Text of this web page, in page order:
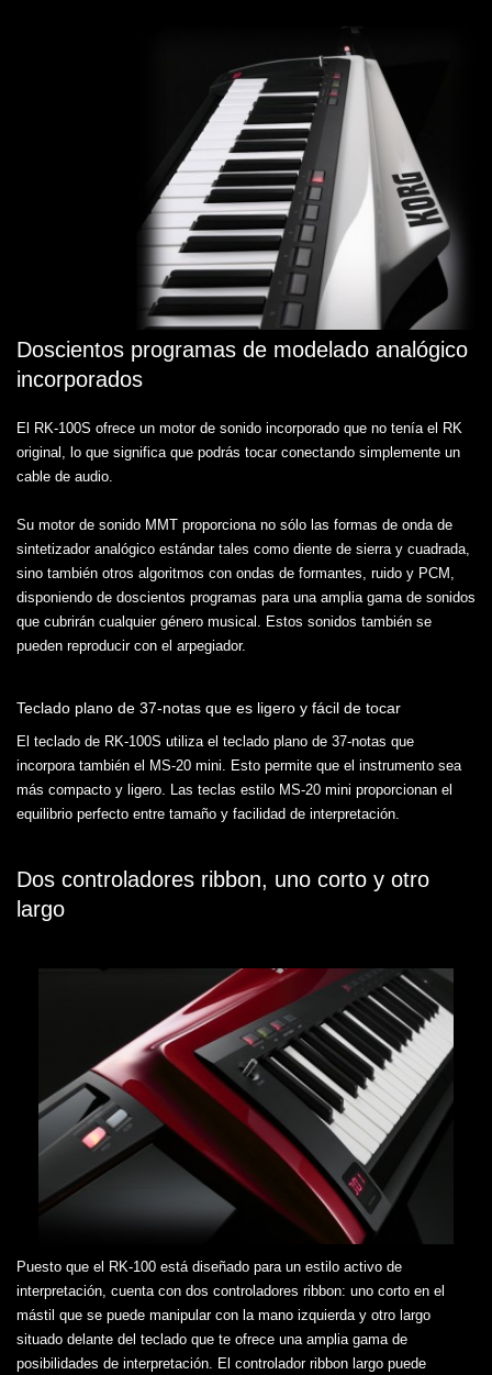
Doscientos programas de modelado analógico
incorporados
El RK-100S ofrece un motor de sonido incorporado que no tenía el RK
original, lo que significa que podrás tocar conectando simplemente un
cable de audio.
Su motor de sonido MMT proporciona no sólo las formas de onda de
sintetizador analógico estándar tales como diente de sierra y cuadrada,
sino también otros algoritmos con ondas de formantes, ruido y PCM,
disponiendo de doscientos programas para una amplia gama de sonidos
que cubrirán cualquier género musical. Estos sonidos también se
pueden reproducir con el arpegiador.
Teclado plano de 37-notas que es ligero y fácil de tocar
El teclado de RK-100S utiliza el teclado plano de 37-notas que
incorpora también el MS-20 mini. Esto permite que el instrumento sea
más compacto y ligero. Las teclas estilo MS-20 mini proporcionan el
equilibrio perfecto entre tamaño y facilidad de interpretación.
Dos controladores ribbon, uno corto y otro
largo
Puesto que el RK-100 está diseñado para un estilo activo de
interpretación, cuenta con dos controladores ribbon: uno corto en el
mástil que se puede manipular con la mano izquierda y otro largo
situado delante del teclado que te ofrece una amplia gama de
posibilidades de interpretación. El controlador ribbon largo puede